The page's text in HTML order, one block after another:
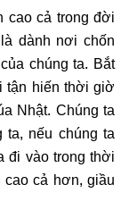
cao cả trong đời
dành nơi chốn
chúng ta. Bắt
tận hiến thời giờ
Nhật. Chúng ta
nếu chúng ta
đi vào trong thời
cả hơn, giầu